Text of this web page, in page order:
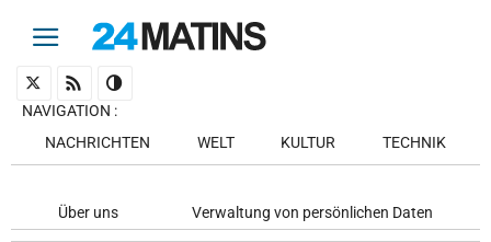
NAVIGATION :
NACHRICHTEN
WELT KULTUR TECHNIK
Über uns Verwaltung von persönlichen Daten